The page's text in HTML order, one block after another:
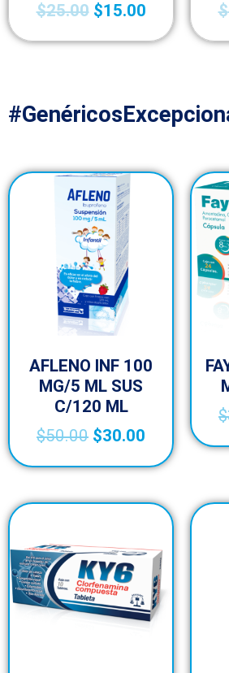
$25.00 $15.00
$
AFLENO INF 100
MG/5 ML SUS
C/120 ML
$50.00 $30.00
$